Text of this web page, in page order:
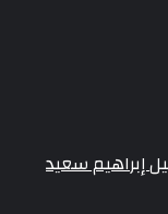
سبيل إبراهيم سعيد